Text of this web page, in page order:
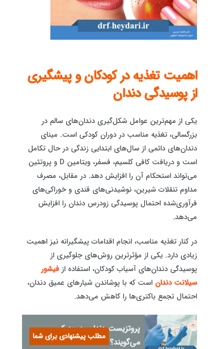
اهمیت تغذیه در کودکان و پیشگیری
از پوسیدگی دندان
یکی از مهم‌ترین عوامل شکل‌گیری دندان‌های سالم در
بزرگسالی، تغذیه مناسب در دوران کودکی است. مینای
دندان‌های دائمی از سال‌های ابتدایی زندگی در حال تکامل
است و دریافت کافی کلسیم، فسفر، ویتامین D و پروتئین
می‌تواند استحکام آن را افزایش دهد. در مقابل، مصرف
مداوم تنقلات شیرین، نوشیدنی‌های قندی و خوراکی‌های
فرآوری‌شده احتمال پوسیدگی زودرس دندان را افزایش
می‌دهد.
در کنار تغذیه مناسب، انجام اقدامات پیشگیرانه نیز اهمیت
زیادی دارد. یکی از مؤثرترین روش‌های جلوگیری از
پوسیدگی دندان‌های آسیاب کودکان، استفاده از فیشور
سیلانت دندان است که با پوشاندن شیارهای عمیق دندان،
احتمال تجمع باکتری‌ها را کاهش می‌دهد.
پروتزیست دندان به چه کسی
می‌گویند؟ مطلب پیشنهادی برای شما